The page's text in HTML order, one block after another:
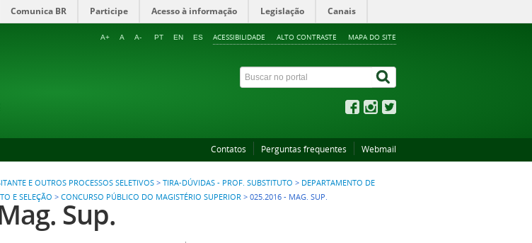
Comunica BR Participe Acesso à informação Legislação Canais
ACESSIBILIDADE ALTO CONTRASTE MAPA DO SITE
A+ A A- PT EN ES
Contatos Perguntas frequentes Webmail
E OUTROS PROCESSOS SELETIVOS > TIRA-DÚVIDAS - PROF. SUBSTITUTO > DEPARTAMENTO DE
E SELEÇÃO > CONCURSO PÚBLICO DO MAGISTÉRIO SUPERIOR > 025.2016 - MAG. SUP.
Sup.